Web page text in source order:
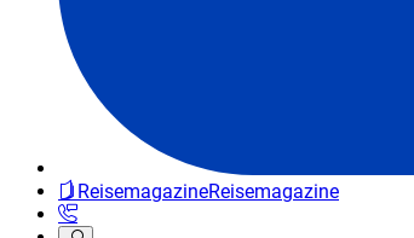
ReisemagazineReisemagazine